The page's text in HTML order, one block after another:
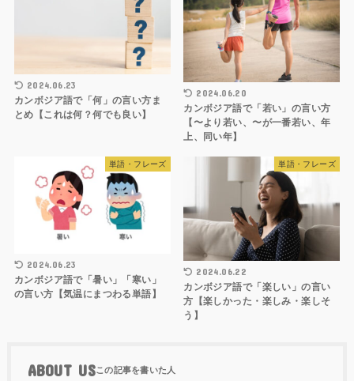
2024.06.23
カンボジア語で「何」の言い方ま
とめ【これは何？何でも良い】
2024.06.20
カンボジア語で「若い」の言い方
【〜より若い、〜が一番若い、年
上、同い年】
単語・フレーズ
2024.06.23
カンボジア語で「暑い」「寒い」
の言い方【気温にまつわる単語】
単語・フレーズ
2024.06.22
カンボジア語で「楽しい」の言い
方【楽しかった・楽しみ・楽しそ
う】
ABOUT US